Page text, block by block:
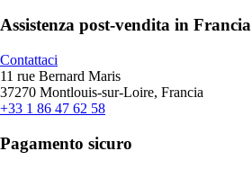
Assistenza post-vendita in Francia
Contattaci
11 rue Bernard Maris
37270 Montlouis-sur-Loire, Francia
+33 1 86 47 62 58
Pagamento sicuro